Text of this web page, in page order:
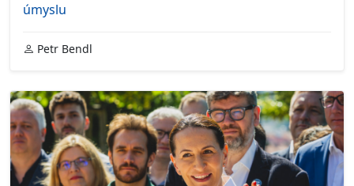
úmyslu
Petr Bendl